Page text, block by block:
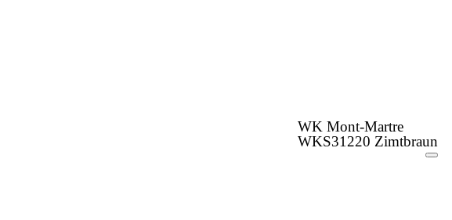
WK Mont-Martre
WKS31220 Zimtbraun